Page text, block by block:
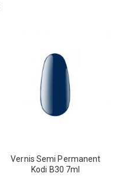
Vernis Semi Permanent
Kodi B30 7ml